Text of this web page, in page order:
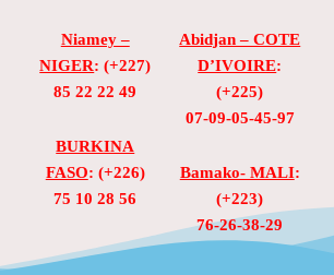
Niamey –
NIGER: (+227)
85 22 22 49
BURKINA
FASO: (+226)
75 10 28 56
Abidjan – COTE
D’IVOIRE:
(+225)
07-09-05-45-97
Bamako- MALI:
(+223)
76-26-38-29